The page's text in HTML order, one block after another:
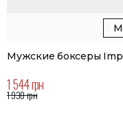
M
Мужские боксеры
1 544 грн
1 930 грн